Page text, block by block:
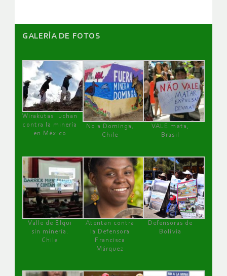
GALERÌA DE FOTOS
Wirakutas luchan
contra la minería
en México
No a Dominga,
Chile
VALE mata,
Brasil
Valle de Elqui
sin minería.
Chile
Atentan contra
la Defensora
Francisca
Márquez
Defensoras de
Bolivia